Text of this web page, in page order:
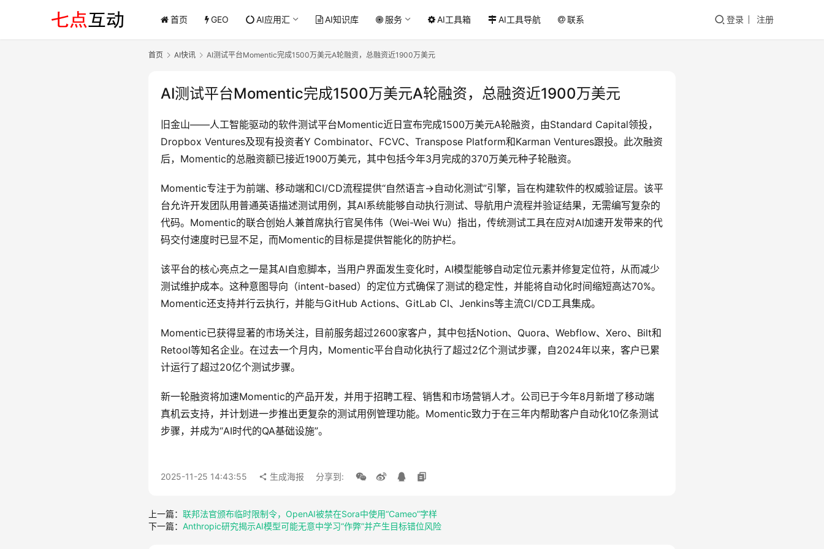
首页 GEO AI应用汇 AI知识库 服务 AI工具箱 AI工具导航 联系 登录 注册
首页 AI快讯 AI测试平台Momentic完成1500万美元A轮融资，总融资近1900万美元
AI测试平台Momentic完成1500万美元A轮融资，总融资近1900万美元
旧金山——人工智能驱动的软件测试平台Momentic近日宣布完成1500万美元A轮融资，由Standard Capital领投，
Dropbox Ventures及现有投资者Y Combinator、FCVC、Transpose Platform和Karman Ventures跟投。此次融资
后，Momentic的总融资额已接近1900万美元，其中包括今年3月完成的370万美元种子轮融资。
Momentic专注于为前端、移动端和CI/CD流程提供“自然语言→自动化测试”引擎，旨在构建软件的权威验证层。该平
台允许开发团队用普通英语描述测试用例，其AI系统能够自动执行测试、导航用户流程并验证结果，无需编写复杂的
代码。Momentic的联合创始人兼首席执行官吴伟伟（Wei-Wei Wu）指出，传统测试工具在应对AI加速开发带来的代
码交付速度时已显不足，而Momentic的目标是提供智能化的防护栏。
该平台的核心亮点之一是其AI自愈脚本，当用户界面发生变化时，AI模型能够自动定位元素并修复定位符，从而减少
测试维护成本。这种意图导向（intent-based）的定位方式确保了测试的稳定性，并能将自动化时间缩短高达70%。
Momentic还支持并行云执行，并能与GitHub Actions、GitLab CI、Jenkins等主流CI/CD工具集成。
Momentic已获得显著的市场关注，目前服务超过2600家客户，其中包括Notion、Quora、Webflow、Xero、Bilt和
Retool等知名企业。在过去一个月内，Momentic平台自动化执行了超过2亿个测试步骤，自2024年以来，客户已累
计运行了超过20亿个测试步骤。
新一轮融资将加速Momentic的产品开发，并用于招聘工程、销售和市场营销人才。公司已于今年8月新增了移动端
真机云支持，并计划进一步推出更复杂的测试用例管理功能。Momentic致力于在三年内帮助客户自动化10亿条测试
步骤，并成为“AI时代的QA基础设施”。
2025-11-25 14:43:55 生成海报 分享到:
上一篇： 联邦法官颁布临时限制令，OpenAI被禁在Sora中使用“Cameo”字样
下一篇： Anthropic研究揭示AI模型可能无意中学习“作弊”并产生目标错位风险